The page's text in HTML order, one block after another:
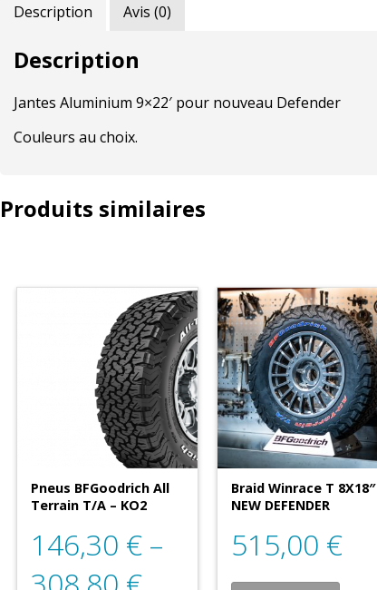
NEW
Description Avis (0)
Description
Jantes Aluminium 9×22′ pour nouveau Defender
Couleurs au choix.
Produits similaires
Pneus BFGoodrich All
Terrain T/A – KO2
146,30 €–
Braid Winrace T 8X18″
NEW DEFENDER
515,00 €